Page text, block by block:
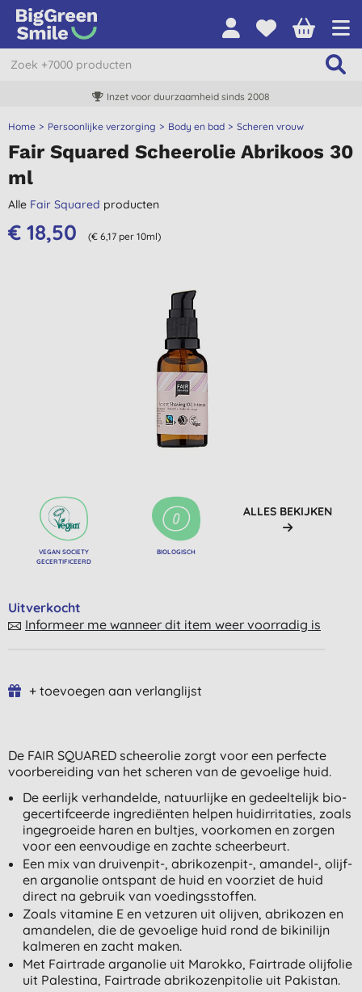
Inzet voor duurzaamheid sinds 2008
Home Persoonlijke verzorging Body en bad Scheren vrouw
Fair Squared Scheerolie Abrikoos 30
ml
Alle Fair Squared producten
€ 18,50 (€ 6,17 per 10ml)
VEGAN SOCIETY
GECERTIFICEERD
BIOLOGISCH
ALLES BEKIJKEN
Uitverkocht
Informeer me wanneer dit item weer voorradig is
+ toevoegen aan verlanglijst
De FAIR SQUARED scheerolie zorgt voor een perfecte
voorbereiding van het scheren van de gevoelige huid.
De eerlijk verhandelde, natuurlijke en gedeeltelijk bio-
gecertifceerde ingrediënten helpen huidirritaties, zoals
ingegroeide haren en bultjes, voorkomen en zorgen
voor een eenvoudige en zachte scheerbeurt.
Een mix van druivenpit-, abrikozenpit-, amandel-, olijf-
en arganolie ontspant de huid en voorziet de huid
direct na gebruik van voedingsstoffen.
Zoals vitamine E en vetzuren uit olijven, abrikozen en
amandelen, die de gevoelige huid rond de bikinilijn
kalmeren en zacht maken.
Met Fairtrade arganolie uit Marokko, Fairtrade olijfolie
uit Palestina, Fairtrade abrikozenpitolie uit Pakistan.